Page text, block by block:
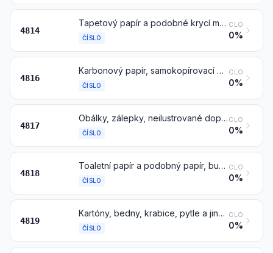
4814
Tapetový papír a podobné krycí materiály na stěny; okenní transparentní papír
ČÍSLO
CLO
0%
4816
Karbonový papír, samokopírovací papír a jiné kopírovací nebo přetiskové papíry (jiné než čísla 4809), rozmnožovací blány nebo ofsetové desky, z papíru, též v krabicích
ČÍSLO
CLO
0%
4817
Obálky, zálepky, neilustrované dopisnice a korespondenční lístky, z papíru, kartónu nebo lepenky; krabice, tašky, náprsní tašky a psací soupravy, obsahující potřeby pro korespondenci, z papíru, kartónu nebo lepenky
ČÍSLO
CLO
0%
4818
Toaletní papír a podobný papír, buničitá vata nebo pásy zplstěných buničinových vláken, používané v domácnosti nebo pro hygienické účely, v kotoučích o šířce nepřesahující 36 cm nebo řezané na určitý rozměr nebo tvar; kapesníky, čisticí ubrousky, ručníky, ubrusy, ubrousky, prostěradla a podobné výrobky pro domácnost, hygienické nebo nemocniční účely, oděvy a oděvní doplňky, z papíroviny, papíru, buničité vaty nebo pásů zplstěných buničinových vláken
ČÍSLO
CLO
0%
4819
Kartóny, bedny, krabice, pytle a jiné obaly z papíru, kartónu, lepenky, buničité vaty nebo pásů zplstěných buničinových vláken; krabicové pořadače, dopisové přihrádky a podobné výrobky z papíru, kartónu nebo lepenky, používané v kancelářích, obchodech a podobně
ČÍSLO
CLO
0%